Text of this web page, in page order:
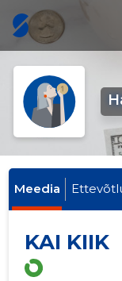
Meedia
KAI KIIK